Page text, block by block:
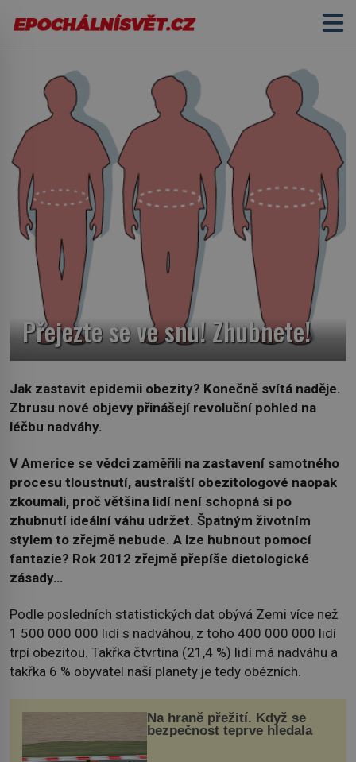
Přejezte se ve snu! Zhubnete!
Jak zastavit epidemii obezity? Konečně svítá naděje.
Zbrusu nové objevy přinášejí revoluční pohled na
léčbu nadváhy.
V Americe se vědci zaměřili na zastavení samotného
procesu tloustnutí, australští obezitologové naopak
zkoumali, proč většina lidí není schopná si po
zhubnutí ideální váhu udržet. Špatným životním
stylem to zřejmě nebude. A lze hubnout pomocí
fantazie? Rok 2012 zřejmě přepíše dietologické
zásady…
Podle posledních statistických dat obývá Zemi více než
1 500 000 000 lidí s nadváhou, z toho 400 000 000 lidí
trpí obezitou. Takřka čtvrtina (21,4 %) lidí má nadváhu a
takřka 6 % obyvatel naší planety je tedy obézních.
Na hraně přežití. Když se
bezpečnost teprve hledala